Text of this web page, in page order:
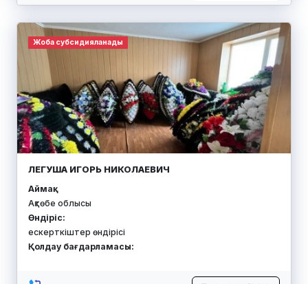
Жоба субсидияланады
ЛЕГУША ИГОРЬ НИКОЛАЕВИЧ
Аймақ:
Ақтөбе облысы
Өндіріс:
ескерткіштер өндірісі
Қолдау бағдарламасы: